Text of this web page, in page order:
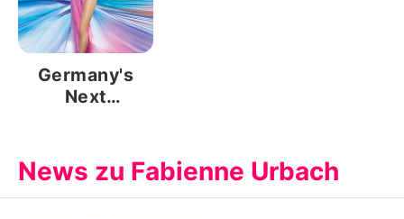
Germany's
Next
News zu Fabienne Urbach